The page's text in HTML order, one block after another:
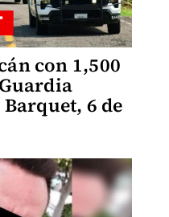
con 1,500
6 de